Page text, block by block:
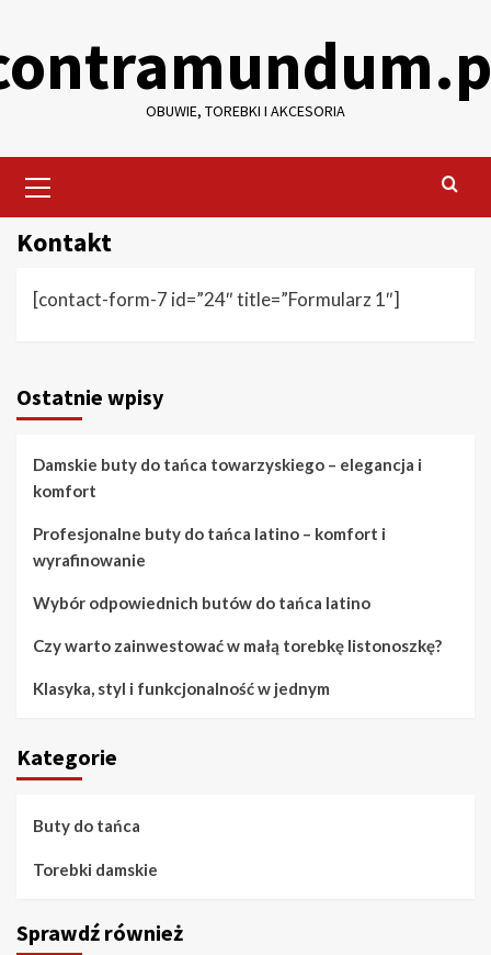
content
OBUWIE, TOREBKI I AKCESORIA
Menu
Kontakt
[contact-form-7 id=”24″ title=”Formularz 1″]
Ostatnie wpisy
Damskie buty do tańca towarzyskiego – elegancja i
komfort
Profesjonalne buty do tańca latino – komfort i
wyrafinowanie
Wybór odpowiednich butów do tańca latino
Czy warto zainwestować w małą torebkę listonoszkę?
Klasyka, styl i funkcjonalność w jednym
Kategorie
Buty do tańca
Torebki damskie
Sprawdź również